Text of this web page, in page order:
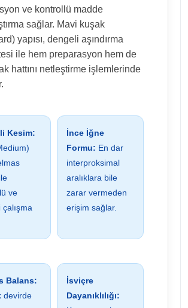
ve kontrollü madde
sağlar. Mavi kuşak
yapısı, dengeli aşındırma
ile hem preparasyon hem de
hattını netleştirme işlemlerinde
Kesim:
ve
İnce İğne
Formu: En dar
interproksimal
aralıklara bile
zarar vermeden
erişim sağlar.
Balans:
devirde
İsviçre
Dayanıklılığı: